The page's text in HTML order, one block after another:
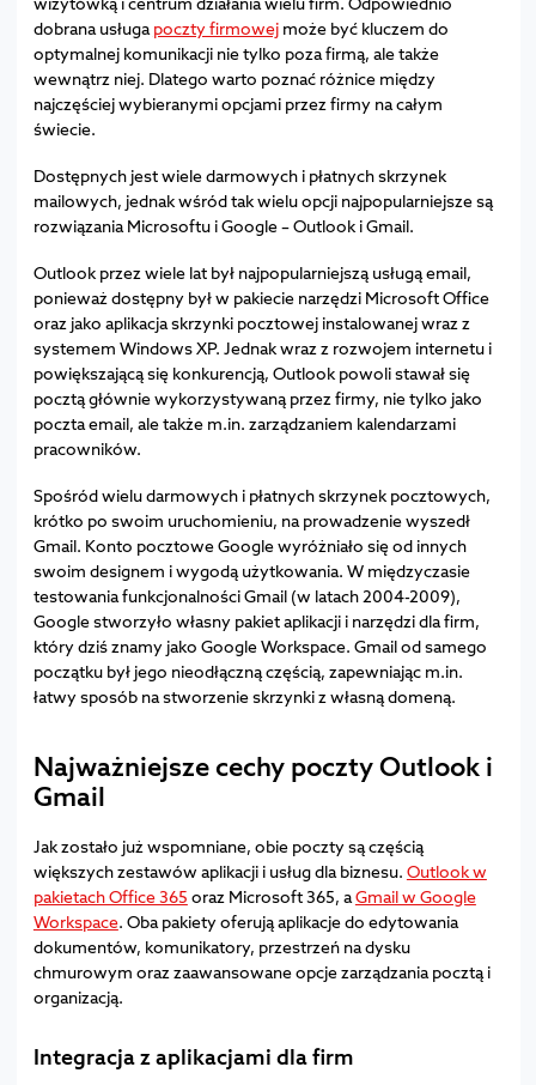
dobrana usługa poczty firmowejmoże być kluczem do
optymalnej komunikacji nie tylko poza firmą, ale także
wewnątrz niej. Dlatego warto poznać różnice między
najczęściej wybieranymi opcjami przez firmy na całym
świecie.
Dostępnych jest wiele darmowych i płatnych skrzynek
mailowych, jednak wśród tak wielu opcji najpopularniejsze są
rozwiązania Microsoftu i Google – Outlook i Gmail.
Outlook przez wiele lat był najpopularniejszą usługą email,
ponieważ dostępny był w pakiecie narzędzi Microsoft Office
oraz jako aplikacja skrzynki pocztowej instalowanej wraz z
systemem Windows XP. Jednak wraz z rozwojem internetu i
powiększającą się konkurencją, Outlook powoli stawał się
pocztą głównie wykorzystywaną przez firmy, nie tylko jako
poczta email, ale także m.in. zarządzaniem kalendarzami
pracowników.
Spośród wielu darmowych i płatnych skrzynek pocztowych,
krótko po swoim uruchomieniu, na prowadzenie wyszedł
Gmail. Konto pocztowe Google wyróżniało się od innych
swoim designem i wygodą użytkowania. W międzyczasie
testowania funkcjonalności Gmail (w latach 2004-2009),
Google stworzyło własny pakiet aplikacji i narzędzi dla firm,
który dziś znamy jako Google Workspace. Gmail od samego
początku był jego nieodłączną częścią, zapewniając m.in.
łatwy sposób na stworzenie skrzynki z własną domeną.
Najważniejsze cechy poczty Outlook i
Gmail
Jak zostało już wspomniane, obie poczty są częścią
większych zestawów aplikacji i usług dla biznesu. Outlook w
pakietach Office 365 oraz Microsoft 365, aGmail w Google
Workspace. Oba pakiety oferują aplikacje do edytowania
dokumentów, komunikatory, przestrzeń na dysku
chmurowym oraz zaawansowane opcje zarządzania pocztą i
organizacją.
Integracja z aplikacjami dla firm